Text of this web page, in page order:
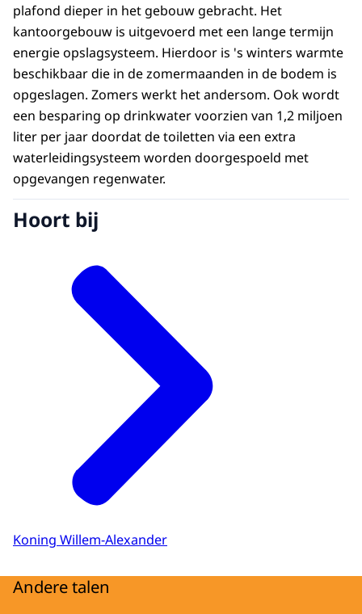
plafond dieper in het gebouw gebracht. Het
kantoorgebouw is uitgevoerd met een lange termijn
energie opslagsysteem. Hierdoor is 's winters warmte
beschikbaar die in de zomermaanden in de bodem is
opgeslagen. Zomers werkt het andersom. Ook wordt
een besparing op drinkwater voorzien van 1,2 miljoen
liter per jaar doordat de toiletten via een extra
waterleidingsysteem worden doorgespoeld met
opgevangen regenwater.
Hoort bij
Koning Willem-Alexander
Andere talen